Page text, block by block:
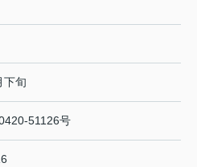
下旬
51126号